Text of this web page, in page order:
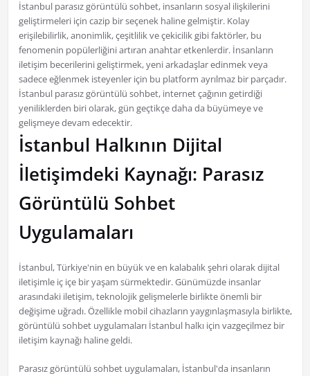
İstanbul parasız görüntülü sohbet, insanların sosyal ilişkilerini
geliştirmeleri için cazip bir seçenek haline gelmiştir. Kolay
erişilebilirlik, anonimlik, çeşitlilik ve çekicilik gibi faktörler, bu
fenomenin popülerliğini artıran anahtar etkenlerdir. İnsanların
iletişim becerilerini geliştirmek, yeni arkadaşlar edinmek veya
sadece eğlenmek isteyenler için bu platform ayrılmaz bir parçadır.
İstanbul parasız görüntülü sohbet, internet çağının getirdiği
yeniliklerden biri olarak, gün geçtikçe daha da büyümeye ve
gelişmeye devam edecektir.
İstanbul Halkının Dijital
İletişimdeki Kaynağı: Parasız
Görüntülü Sohbet
Uygulamaları
İstanbul, Türkiye'nin en büyük ve en kalabalık şehri olarak dijital
iletişimle iç içe bir yaşam sürmektedir. Günümüzde insanlar
arasındaki iletişim, teknolojik gelişmelerle birlikte önemli bir
değişime uğradı. Özellikle mobil cihazların yaygınlaşmasıyla birlikte,
görüntülü sohbet uygulamaları İstanbul halkı için vazgeçilmez bir
iletişim kaynağı haline geldi.
Parasız görüntülü sohbet uygulamaları, İstanbul'da insanların